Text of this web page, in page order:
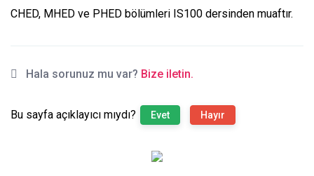
CHED, MHED ve PHED bölümleri IS100 dersinden muaftır.
Hala sorunuz mu var? Bize iletin.
Bu sayfa açıklayıcı mıydı? Evet Hayır